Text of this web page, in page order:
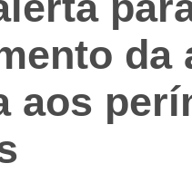
da
aos